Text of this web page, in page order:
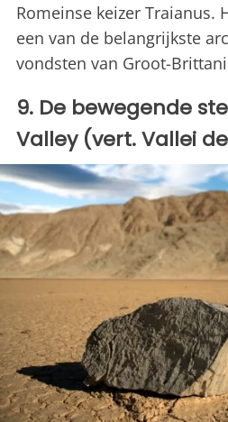
Romeinse keizer Traianus.
een van de belangrijkste
vondsten van Groot-
9. De bewegende
Valley (vert. Vallei